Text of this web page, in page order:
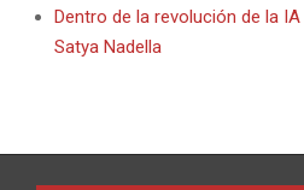
Dentro de la revolución de la
Satya Nadella